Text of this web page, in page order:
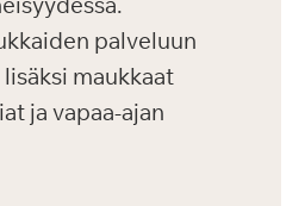
palveluun
maukkaat
ja vapaa-ajan